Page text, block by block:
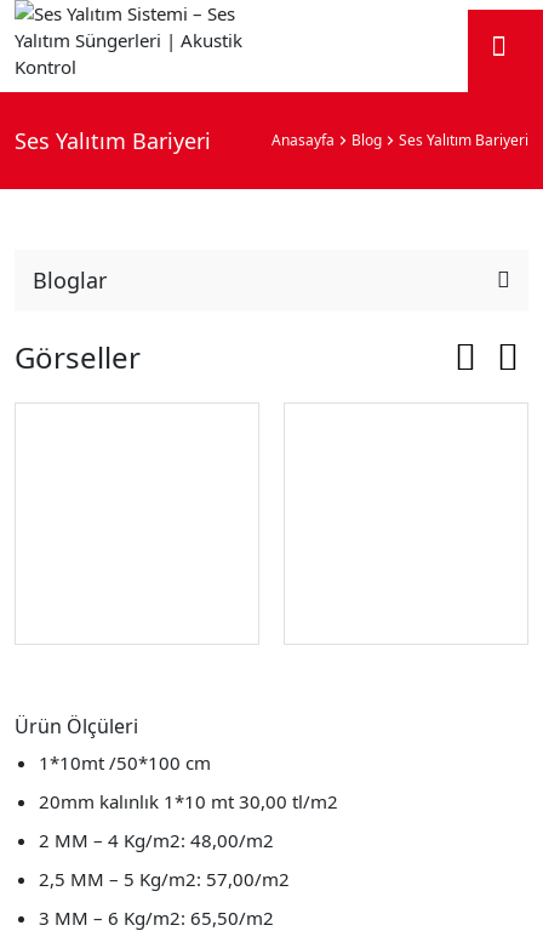
Ses Yalıtım Bariyeri Anasayfa Blog Ses Yalıtım Bariyeri
Bloglar
Görseller
Ürün Ölçüleri
1*10mt /50*100 cm
20mm kalınlık 1*10 mt 30,00 tl/m2
2 MM – 4 Kg/m2: 48,00/m2
2,5 MM – 5 Kg/m2: 57,00/m2
3 MM – 6 Kg/m2: 65,50/m2